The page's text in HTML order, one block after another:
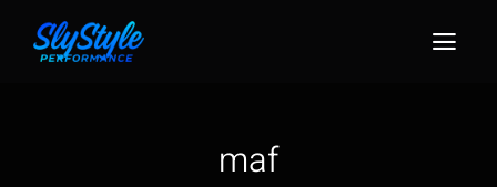
Inhalt
maf